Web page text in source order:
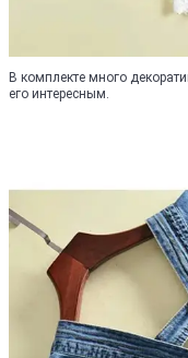
В комплекте много
его интересным.